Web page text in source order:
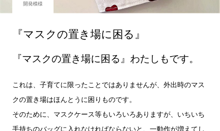
開発模様
『マスクの置き場に困る』
『マスクの置き場に困る』わたしもです。
これは、子育てに限ったことではありませんが、外出時のマス
クの置き場はほんとうに困りものです。
そのために、マスクケース等もいろいろありますが、いちいち
手持ちのバッグに入れなければならないと、一動作が増えてし